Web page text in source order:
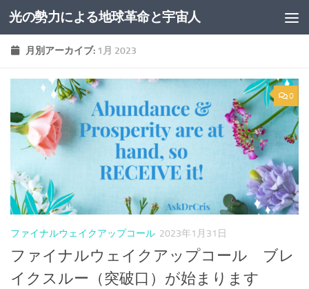
コンテンツへスキップ
光の勢力による地球革命と宇宙人
月別アーカイブ: 1月 2023
0
ファイナルウェイクアップコール 2023年1月31日
ファイナルウェイクアップコール ブレ
イクスルー（突破口）が始まります